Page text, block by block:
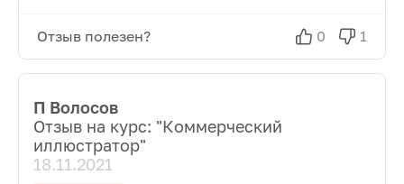
Отзыв полезен? 0 1
П Волосов
Отзыв на курс: "Коммерческий
иллюстратор"
18.11.2021